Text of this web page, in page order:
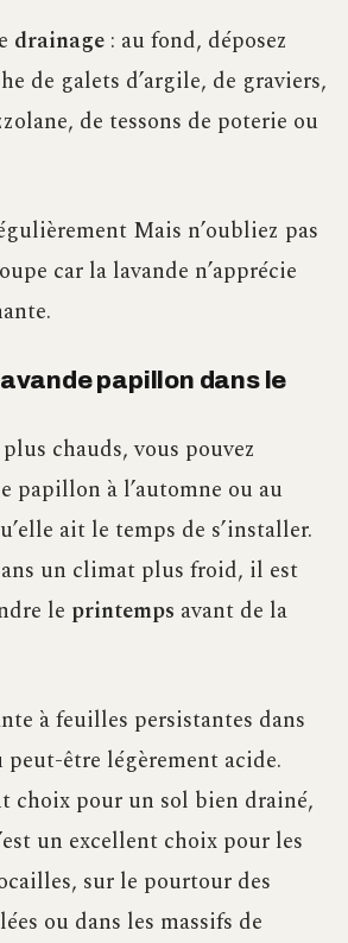
drainage : au fond, déposez
de galets d’argile, de graviers,
de tessons de poterie ou
Mais n’oubliez pas
car la lavande n’apprécie
papillon dans le
chauds, vous pouvez
papillon à l’automne ou au
ait le temps de s’installer.
un climat plus froid, il est
le printemps avant de la
à feuilles persistantes dans
peut-être légèrement acide.
choix pour un sol bien drainé,
un excellent choix pour les
sur le pourtour des
ou dans les massifs de